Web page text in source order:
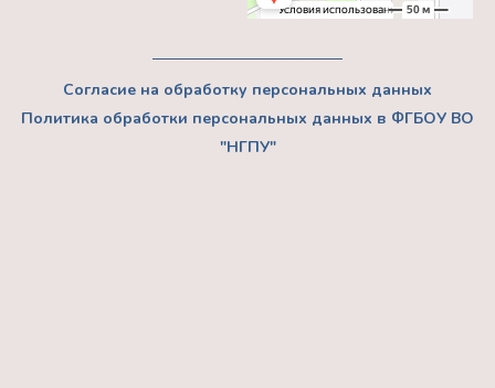
Согласие на обработку персональных данных
Политика обработки персональных данных в ФГБОУ ВО
"НГПУ"